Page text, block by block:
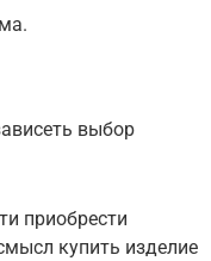
выбор
приобрести
купить изделие